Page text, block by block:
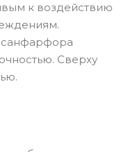
к воздействию
санфарфора
Сверху